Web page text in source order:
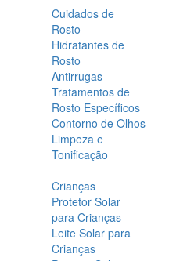
Cuidados de
Rosto
Hidratantes de
Rosto
Antirrugas
Tratamentos de
Rosto Específicos
Contorno de Olhos
Limpeza e
Tonificação
Crianças
Protetor Solar
para Crianças
Leite Solar para
Crianças